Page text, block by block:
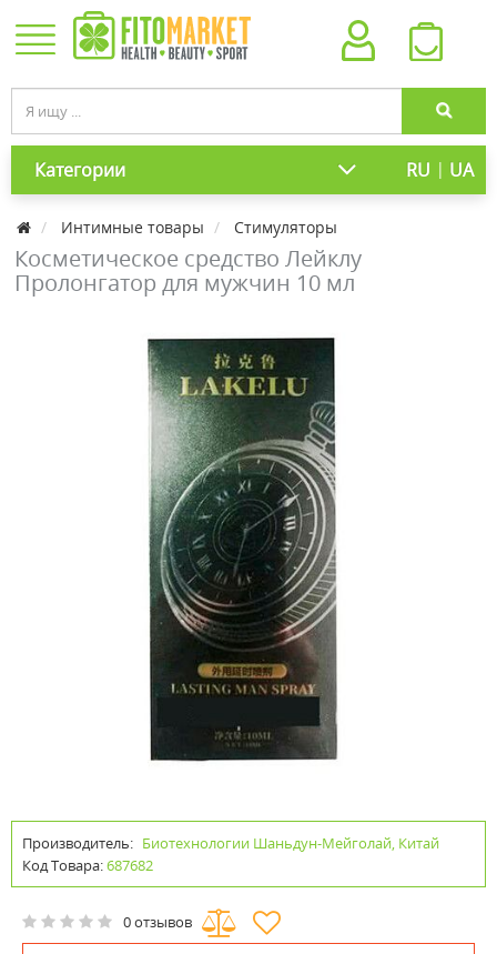
Категории RU | UA
Интимные товары Стимуляторы
Косметическое средство Лейклу
Пролонгатор для мужчин 10 мл
Производитель: Биотехнологии Шаньдун-Мейголай, Китай
Код Товара:687682
0 отзывов